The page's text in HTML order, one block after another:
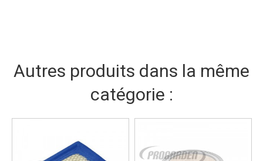
Autres produits dans la même
catégorie :